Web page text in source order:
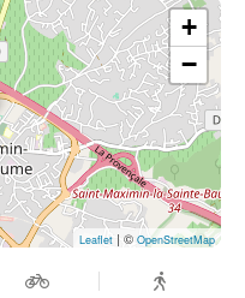
+
−
Leaflet | © OpenStreetMap